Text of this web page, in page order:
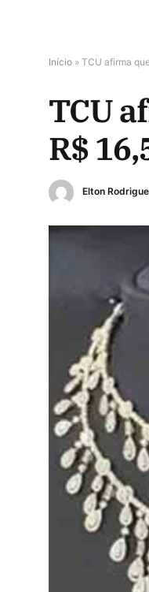
Início » TCU afirma
TCU
R$
Elton